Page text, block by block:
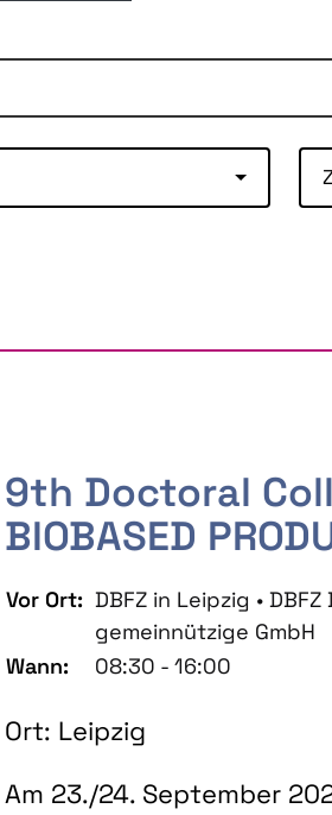
9th Doctoral
BIOBASED
Vor Ort: DBFZ in Leipzig •
gemeinnützige GmbH
Wann:
08:30 - 16:00
Ort: Leipzig
Am 23./24. September